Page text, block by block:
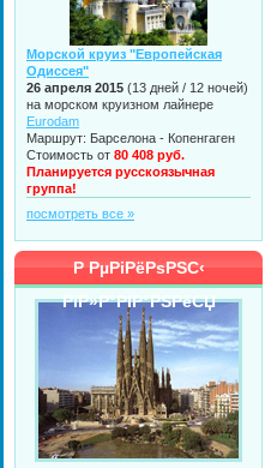
Морской круиз "Европейская
Одиссея"
26 апреля 2015 (13 дней / 12 ночей)
на морском круизном лайнере
Eurodam
Маршрут: Барселона - Копенгаген
Стоимость от 80 408 руб.
Планируется русскоязычная
группа!
посмотреть все »
Р РµРіРёРѕРЅС‹
РїР»Р°РІР°РЅРёСЏ